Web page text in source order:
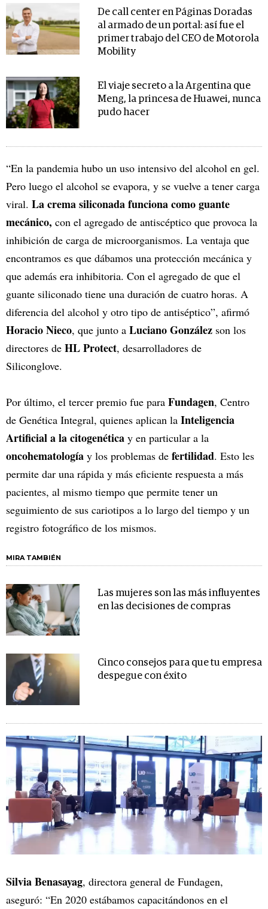
De call center en Páginas Doradas
al armado de un portal: así fue el
primer trabajo del CEO de Motorola
Mobility
El viaje secreto a la Argentina que
Meng, la princesa de Huawei, nunca
pudo hacer
“En la pandemia hubo un uso intensivo del alcohol en gel.
Pero luego el alcohol se evapora, y se vuelve a tener carga
viral. La crema siliconada funciona como guante
mecánico, con el agregado de antiscéptico que provoca la
inhibición de carga de microorganismos. La ventaja que
encontramos es que dábamos una protección mecánica y
que además era inhibitoria. Con el agregado de que el
guante siliconado tiene una duración de cuatro horas. A
diferencia del alcohol y otro tipo de antiséptico”, afirmó
Horacio Nieco, que junto a Luciano González son los
directores de HL Protect, desarrolladores de
Siliconglove.
Por último, el tercer premio fue para Fundagen, Centro
de Genética Integral, quienes aplican la Inteligencia
Artificial a la citogenética y en particular a la
oncohematología y los problemas de fertilidad. Esto les
permite dar una rápida y más eficiente respuesta a más
pacientes, al mismo tiempo que permite tener un
seguimiento de sus cariotipos a lo largo del tiempo y un
registro fotográfico de los mismos.
MIRA TAMBIÉN
Las mujeres son las más influyentes
en las decisiones de compras
Cinco consejos para que tu empresa
despegue con éxito
Silvia Benasayag, directora general de Fundagen,
aseguró: “En 2020 estábamos capacitándonos en el